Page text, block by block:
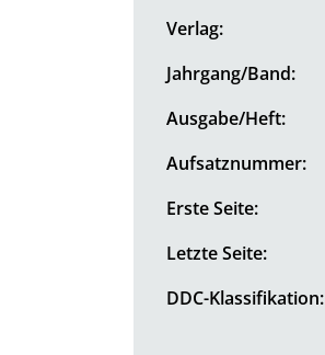
Verlag:
Jahrgang/Band:
Ausgabe/Heft:
Aufsatznummer:
Erste Seite:
Letzte Seite:
DDC-Klassifikation: